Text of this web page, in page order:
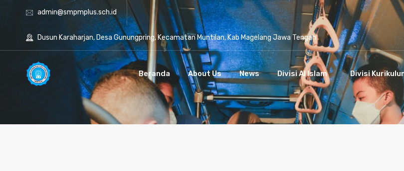
admin@smpmplus.sch.id
Dusun Karaharjan, Desa Gunungpring, Kecamatan Muntilan, Kab Magelang Jawa Tengah
Beranda About Us News Divisi Al Islam Divisi